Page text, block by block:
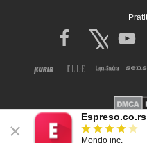
Espreso.co.rs
Mondo inc.